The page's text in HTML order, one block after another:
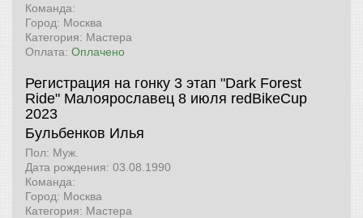
Команда:
Город: Москва
Категория: Мастера
Оплата: Оплачено
Регистрация на гонку 3 этап "Dark Forest
Ride" Малоярославец 8 июля redBikeCup
2023
Бульбенков Илья
Пол: Муж.
Дата рождения: 03.08.1990
Команда:
Город: Москва
Категория: Мастера